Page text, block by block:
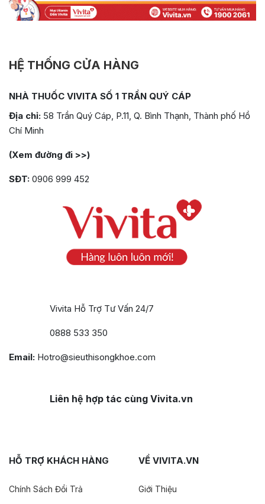
HỆ THỐNG CỬA HÀNG
NHÀ THUỐC VIVITA SỐ 1 TRẦN QUÝ CÁP
Địa chỉ: 58 Trần Quý Cáp, P.11, Q. Bình Thạnh, Thành phố Hồ
Chí Minh
(Xem đường đi >>)
SĐT: 0906 999 452
Vivita Hỗ Trợ Tư Vấn 24/7
0888 533 350
Email: Hotro@sieuthisongkhoe.com
Liên hệ hợp tác cùng Vivita.vn
HỖ TRỢ KHÁCH HÀNG
Chính Sách Đổi Trả
VỀ VIVITA.VN
Giới Thiệu